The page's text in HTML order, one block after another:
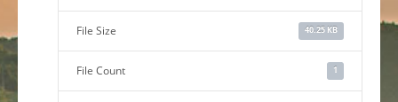
File Size 40.25 KB
File Count 1